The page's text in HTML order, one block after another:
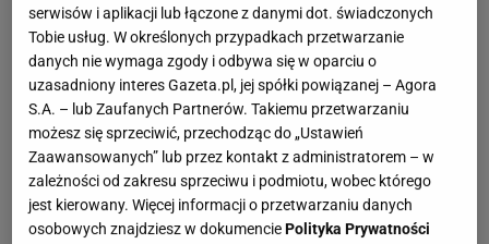
serwisów i aplikacji lub łączone z danymi dot. świadczonych
Tobie usług. W określonych przypadkach przetwarzanie
danych nie wymaga zgody i odbywa się w oparciu o
uzasadniony interes Gazeta.pl, jej spółki powiązanej – Agora
S.A. – lub Zaufanych Partnerów. Takiemu przetwarzaniu
możesz się sprzeciwić, przechodząc do „Ustawień
Zaawansowanych” lub przez kontakt z administratorem – w
zależności od zakresu sprzeciwu i podmiotu, wobec którego
jest kierowany. Więcej informacji o przetwarzaniu danych
osobowych znajdziesz w dokumenciePolityka Prywatności